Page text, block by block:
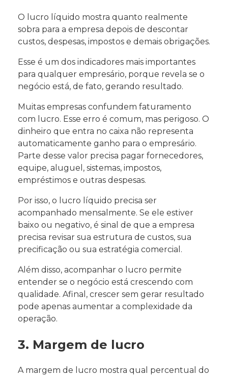
O lucro líquido mostra quanto realmente
sobra para a empresa depois de descontar
custos, despesas, impostos e demais obrigações.
Esse é um dos indicadores mais importantes
para qualquer empresário, porque revela se o
negócio está, de fato, gerando resultado.
Muitas empresas confundem faturamento
com lucro. Esse erro é comum, mas perigoso. O
dinheiro que entra no caixa não representa
automaticamente ganho para o empresário.
Parte desse valor precisa pagar fornecedores,
equipe, aluguel, sistemas, impostos,
empréstimos e outras despesas.
Por isso, o lucro líquido precisa ser
acompanhado mensalmente. Se ele estiver
baixo ou negativo, é sinal de que a empresa
precisa revisar sua estrutura de custos, sua
precificação ou sua estratégia comercial.
Além disso, acompanhar o lucro permite
entender se o negócio está crescendo com
qualidade. Afinal, crescer sem gerar resultado
pode apenas aumentar a complexidade da
operação.
3. Margem de lucro
A margem de lucro mostra qual percentual do